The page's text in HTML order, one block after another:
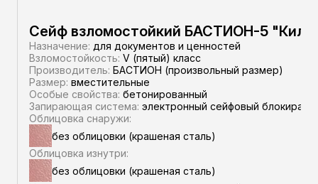
Сейф взломостойкий БАСТИОН-5
Назначение: для документов и ценностей
Взломостойкость: V (пятый) класс
Производитель: БАСТИОН (произвольный размер)
Размер: вместительные
Особые свойства: бетонированный
Запирающая система: электронный сейфовый
Облицовка снаружи:
без облицовки (крашеная сталь)
Облицовка изнутри:
без облицовки (крашеная сталь)